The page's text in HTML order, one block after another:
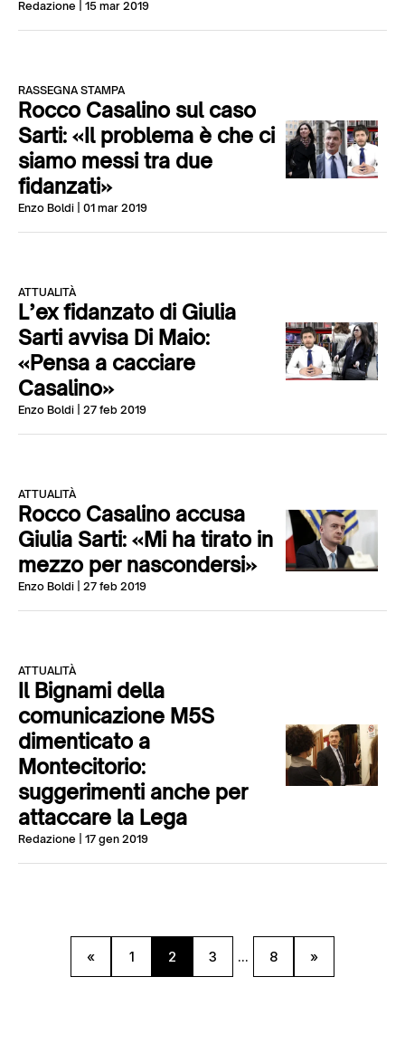
Redazione | 15 mar 2019
RASSEGNA STAMPA
Rocco Casalino sul caso
Sarti: «Il problema è che ci
siamo messi tra due
fidanzati»
Enzo Boldi | 01 mar 2019
ATTUALITÀ
L’ex fidanzato di Giulia
Sarti avvisa Di Maio:
«Pensa a cacciare
Casalino»
Enzo Boldi | 27 feb 2019
ATTUALITÀ
Rocco Casalino accusa
Giulia Sarti: «Mi ha tirato in
mezzo per nascondersi»
Enzo Boldi | 27 feb 2019
ATTUALITÀ
Il Bignami della
comunicazione M5S
dimenticato a
Montecitorio:
suggerimenti anche per
attaccare la Lega
Redazione | 17 gen 2019
« 1 2 3 ... 8 »